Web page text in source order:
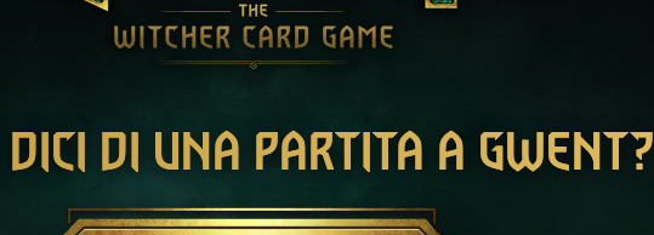
DICI DI UNA PARTITA A GWENT?